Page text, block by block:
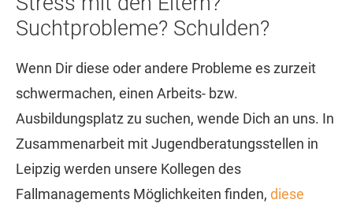
Suchtprobleme? Schulden?
Wenn Dir diese oder andere Probleme es zurzeit
schwermachen, einen Arbeits- bzw.
Ausbildungsplatz zu suchen, wende Dich an uns. In
Zusammenarbeit mit Jugendberatungsstellen in
Leipzig werden unsere Kollegen des
Fallmanagements Möglichkeiten finden, diese